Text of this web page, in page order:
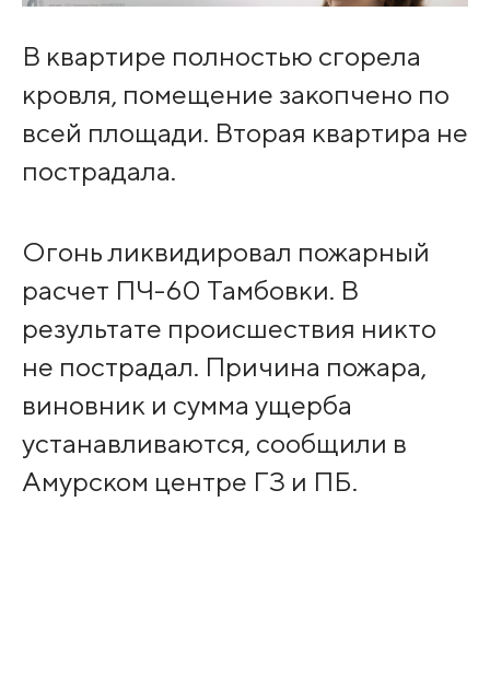
В квартире полностью сгорела
кровля, помещение закопчено по
всей площади. Вторая квартира не
пострадала.
Огонь ликвидировал пожарный
расчет ПЧ-60 Тамбовки. В
результате происшествия никто
не пострадал. Причина пожара,
виновник и сумма ущерба
устанавливаются, сообщили в
Амурском центре ГЗ и ПБ.